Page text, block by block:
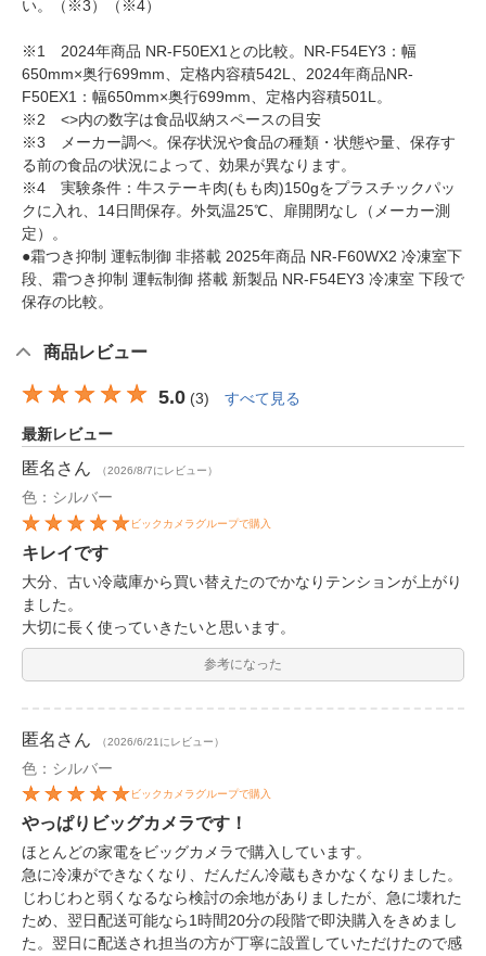
い。（※3）（※4）
※1 2024年商品 NR-F50EX1との比較。NR-F54EY3：幅
650mm×奥行699mm、定格内容積542L、2024年商品NR-
F50EX1：幅650mm×奥行699mm、定格内容積501L。
※2 <>内の数字は食品収納スペースの目安
※3 メーカー調べ。保存状況や食品の種類・状態や量、保存す
る前の食品の状況によって、効果が異なります。
※4 実験条件：牛ステーキ肉(もも肉)150gをプラスチックパッ
クに入れ、14日間保存。外気温25℃、扉開閉なし（メーカー測
定）。
●霜つき抑制 運転制御 非搭載 2025年商品 NR-F60WX2 冷凍室下
段、霜つき抑制 運転制御 搭載 新製品 NR-F54EY3 冷凍室 下段で
保存の比較。
商品レビュー
5.0 (3) すべて見る
最新レビュー
匿名 さん （2026/8/7にレビュー）
色：シルバー
ビックカメラグループで購入
キレイです
大分、古い冷蔵庫から買い替えたのでかなりテンションが上がり
ました。
大切に長く使っていきたいと思います。
参考になった
匿名 さん （2026/6/21にレビュー）
色：シルバー
ビックカメラグループで購入
やっぱりビッグカメラです！
ほとんどの家電をビッグカメラで購入しています。
急に冷凍ができなくなり、だんだん冷蔵もきかなくなりました。
じわじわと弱くなるなら検討の余地がありましたが、急に壊れた
ため、翌日配送可能なら1時間20分の段階で即決購入をきめまし
た。翌日に配送され担当の方が丁寧に設置していただけたので感